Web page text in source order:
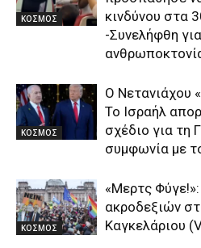
ΚΟΣΜΟΣ
κινδύνου στα
-Συνελήφθη
ΚΟΣΜΟΣ
Ο Νετανιάχου
Το Ισραήλ
σχέδιο για τη
συμφωνία με
ΚΟΣΜΟΣ
«Μερτς
ακροδεξιών
Καγκελάριου